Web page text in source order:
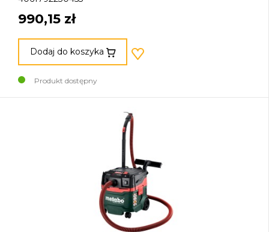
990,15 zł
Dodaj do koszyka
Produkt dostępny